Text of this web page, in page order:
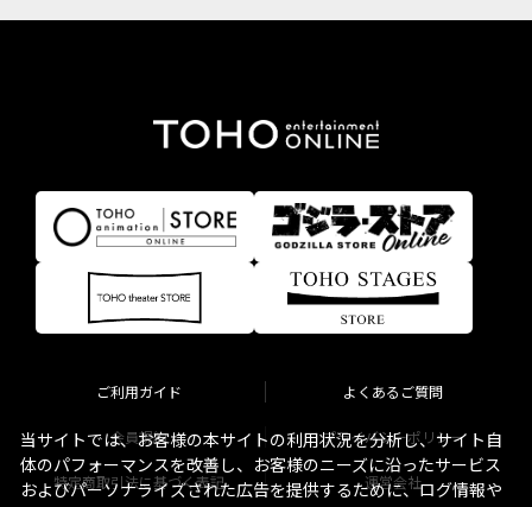
ご利用ガイド よくあるご質問
会員規約 プライバシーポリシー
特定商取引法に基づく表記 運営会社
当サイトでは、お客様の本サイトの利用状況を分析し、サイト自
体のパフォーマンスを改善し、お客様のニーズに沿ったサービス
およびパーソナライズされた広告を提供するために、ログ情報や